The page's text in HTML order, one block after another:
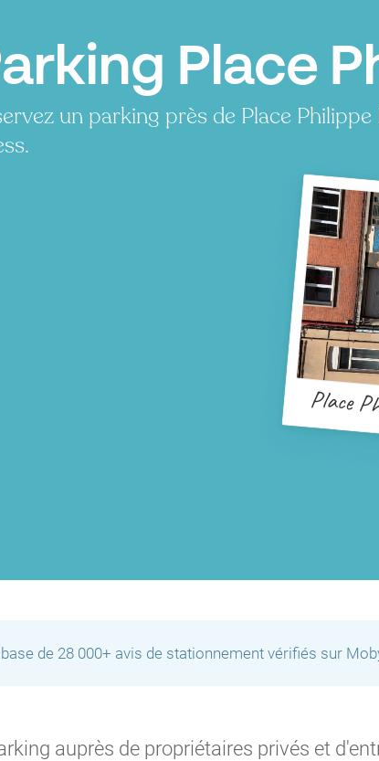
Place
un parking près de Place
Place
de 28 000+ avis de stationnement vérifiés sur
auprès de propriétaires privés et